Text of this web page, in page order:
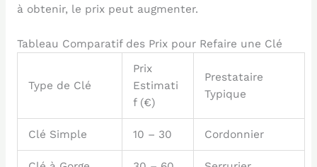
à obtenir, le prix peut augmenter.
Tableau Comparatif des Prix pour Refaire une Clé
Type de Clé
Prix
Estimati
f (€)
Prestataire
Typique
Clé Simple 10 – 30 Cordonnier